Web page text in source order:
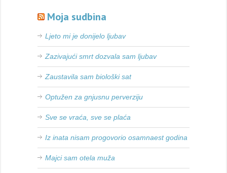
Moja sudbina
Ljeto mi je donijelo ljubav
Zazivajući smrt dozvala sam ljubav
Zaustavila sam biološki sat
Optužen za gnjusnu perverziju
Sve se vraća, sve se plaća
Iz inata nisam progovorio osamnaest godina
Majci sam otela muža